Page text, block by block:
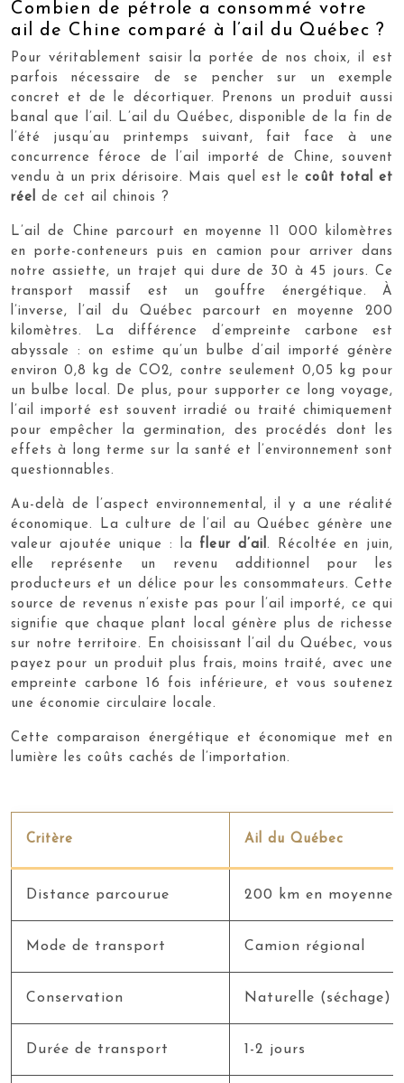
Combien de pétrole a consommé votre
ail de Chine comparé à l’ail du Québec ?
Pour véritablement saisir la portée de nos choix, il est
parfois nécessaire de se pencher sur un exemple
concret et de le décortiquer. Prenons un produit aussi
banal que l’ail. L’ail du Québec, disponible de la fin de
l’été jusqu’au printemps suivant, fait face à une
concurrence féroce de l’ail importé de Chine, souvent
vendu à un prix dérisoire. Mais quel est le coût total et
réel de cet ail chinois ?
L’ail de Chine parcourt en moyenne 11 000 kilomètres
en porte-conteneurs puis en camion pour arriver dans
notre assiette, un trajet qui dure de 30 à 45 jours. Ce
transport massif est un gouffre énergétique. À
l’inverse, l’ail du Québec parcourt en moyenne 200
kilomètres. La différence d’empreinte carbone est
abyssale : on estime qu’un bulbe d’ail importé génère
environ 0,8 kg de CO2, contre seulement 0,05 kg pour
un bulbe local. De plus, pour supporter ce long voyage,
l’ail importé est souvent irradié ou traité chimiquement
pour empêcher la germination, des procédés dont les
effets à long terme sur la santé et l’environnement sont
questionnables.
Au-delà de l’aspect environnemental, il y a une réalité
économique. La culture de l’ail au Québec génère une
valeur ajoutée unique : la fleur d’ail. Récoltée en juin,
elle représente un revenu additionnel pour les
producteurs et un délice pour les consommateurs. Cette
source de revenus n’existe pas pour l’ail importé, ce qui
signifie que chaque plant local génère plus de richesse
sur notre territoire. En choisissant l’ail du Québec, vous
payez pour un produit plus frais, moins traité, avec une
empreinte carbone 16 fois inférieure, et vous soutenez
une économie circulaire locale.
Cette comparaison énergétique et économique met en
lumière les coûts cachés de l’importation.
Critère Ail du Québec
Distance parcourue 200 km en moyenne
Mode de transport Camion régional
Conservation Naturelle (séchage)
Durée de transport 1-2 jours